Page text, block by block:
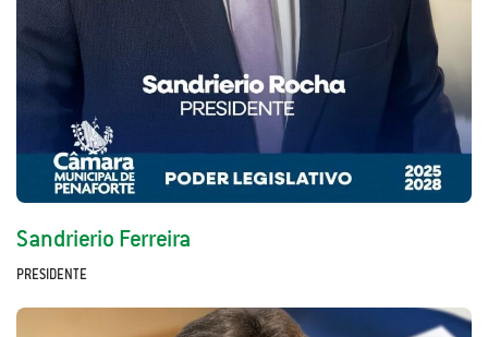
Sandrierio Ferreira
PRESIDENTE